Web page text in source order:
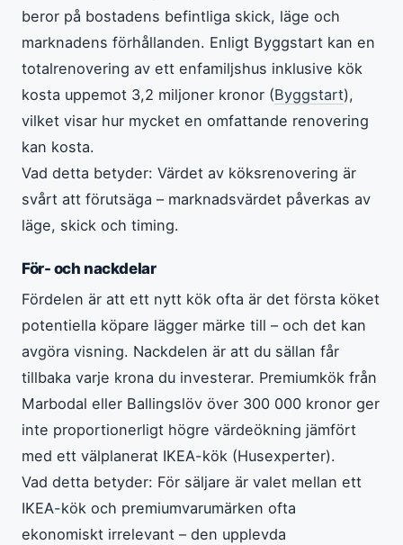
beror på bostadens befintliga skick, läge och
marknadens förhållanden. Enligt Byggstart kan en
totalrenovering av ett enfamiljshus inklusive kök
kosta uppemot 3,2 miljoner kronor (Byggstart),
vilket visar hur mycket en omfattande renovering
kan kosta.
Vad detta betyder: Värdet av köksrenovering är
svårt att förutsäga – marknadsvärdet påverkas av
läge, skick och timing.
För- och nackdelar
Fördelen är att ett nytt kök ofta är det första köket
potentiella köpare lägger märke till – och det kan
avgöra visning. Nackdelen är att du sällan får
tillbaka varje krona du investerar. Premiumkök från
Marbodal eller Ballingslöv över 300 000 kronor ger
inte proportionerligt högre värdeökning jämfört
med ett välplanerat IKEA-kök (Husexperter).
Vad detta betyder: För säljare är valet mellan ett
IKEA-kök och premiumvarumärken ofta
ekonomiskt irrelevant – den upplevda